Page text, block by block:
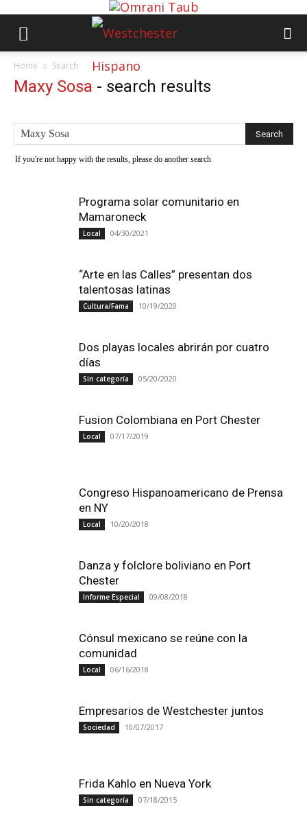
Home Search
Maxy Sosa - search results
If you're not happy with the results, please do another search
Programa solar comunitario en
Mamaroneck
Local 04/30/2021
“Arte en las Calles” presentan dos
talentosas latinas
Cultura/Fama 10/19/2020
Dos playas locales abrirán por cuatro
días
Sin categoría 05/20/2020
Fusion Colombiana en Port Chester
Local 07/17/2019
Congreso Hispanoamericano de Prensa
en NY
Local 10/20/2018
Danza y folclore boliviano en Port
Chester
Informe Especial 09/08/2018
Cónsul mexicano se reúne con la
comunidad
Local 06/16/2018
Empresarios de Westchester juntos
Sociedad 10/07/2017
Frida Kahlo en Nueva York
Sin categoría 07/18/2015